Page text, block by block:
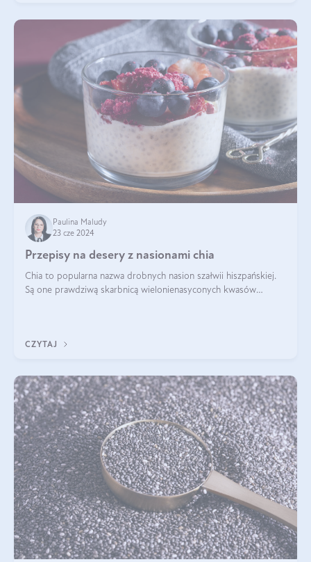
Paulina Maludy
23 cze 2024
Przepisy na desery z nasionami chia
Chia to popularna nazwa drobnych nasion szałwii hiszpańskiej.
Są one prawdziwą skarbnicą wielonienasyconych kwasów
CZYTAJ